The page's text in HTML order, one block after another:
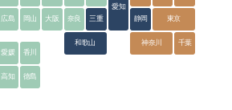
東京
神奈川 千葉
愛知
静岡
三重
和歌山
広島 岡山 大阪 奈良
香川
愛媛
徳島
高知